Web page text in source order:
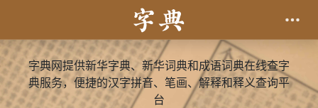
字典网提供新华字典、新华词典和成语词典在线查字
典服务，便捷的汉字拼音、笔画、解释和释义查询平
台